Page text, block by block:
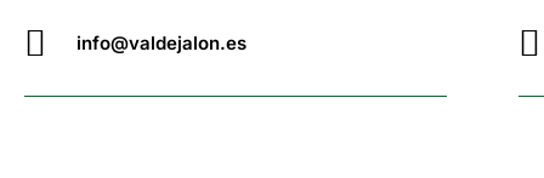
info@valdejalon.es